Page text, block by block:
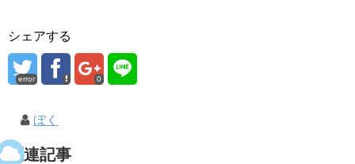
シェアする
error 0
ぼく
関連記事